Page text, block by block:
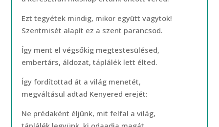
Ezt tegyétek mindig, mikor együtt vagytok!
Szentmisét alapít ez a szent parancsod.
Így ment el végsőkig megtestesülésed,
embertárs, áldozat, táplálék lett élted.
Így fordítottad át a világ menetét,
megváltásul adtad Kenyered erejét:
Ne prédaként éljünk, mit felfal a világ,